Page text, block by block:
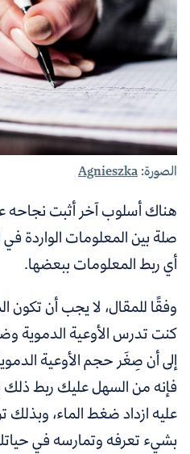
الصورة:Agnieszka
هناك أسلوب آخر أثبت نجاحه عبر
صلة بين المعلومات الواردة
أي ربط المعلومات ببعضها.
وفقًا للمقال، لا يجب أن تكون
كنت تدرس الأوعية الدموية
إلى أن صِغَر حجم الأوعية
فإنه من السهل عليك ربط
عليه ازداد ضغط الماء، وبذلك
بشيء تعرفه وتمارسه في